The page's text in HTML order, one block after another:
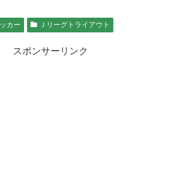
カー Ｊリーグトライアウト
スポンサーリンク